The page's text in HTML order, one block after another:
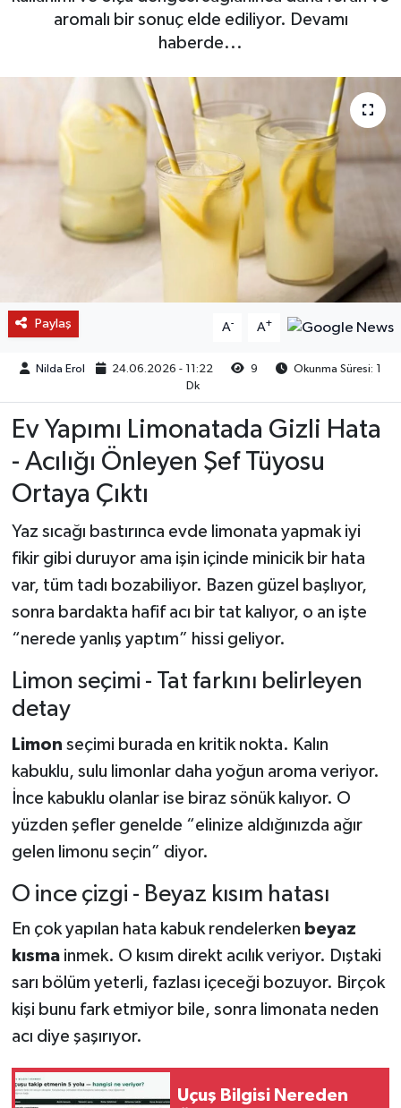
aromalı bir sonuç elde ediliyor. Devamı
haberde...
Paylaş A- A+
Nilda Erol 24.06.2026 - 11:22 9
Okunma Süresi: 1
Dk
Ev Yapımı Limonatada Gizli Hata
- Acılığı Önleyen Şef Tüyosu
Ortaya Çıktı
Yaz sıcağı bastırınca evde limonata yapmak iyi
fikir gibi duruyor ama işin içinde minicik bir hata
var, tüm tadı bozabiliyor. Bazen güzel başlıyor,
sonra bardakta hafif acı bir tat kalıyor, o an işte
“nerede yanlış yaptım” hissi geliyor.
Limon seçimi - Tat farkını belirleyen
detay
Limon seçimi burada en kritik nokta. Kalın
kabuklu, sulu limonlar daha yoğun aroma veriyor.
İnce kabuklu olanlar ise biraz sönük kalıyor. O
yüzden şefler genelde “elinize aldığınızda ağır
gelen limonu seçin” diyor.
O ince çizgi - Beyaz kısım hatası
En çok yapılan hata kabuk rendelerken beyaz
kısmainmek. O kısım direkt acılık veriyor. Dıştaki
sarı bölüm yeterli, fazlası içeceği bozuyor. Birçok
kişi bunu fark etmiyor bile, sonra limonata neden
acı diye şaşırıyor.
Uçuş Bilgisi Nereden